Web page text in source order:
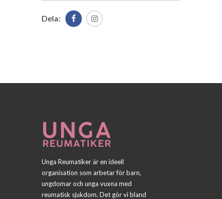
Dela:
Unga Reumatiker är en ideell
organisation som arbetar för barn,
ungdomar och unga vuxna med
reumatisk sjukdom. Det gör vi bland